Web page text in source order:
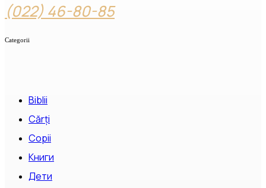
(022) 46-80-85
Categorii
Biblii
Cărți
Copii
Книги
Дети